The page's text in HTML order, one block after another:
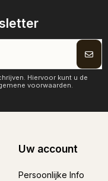
Hiervoor kunt u de
voorwaarden.
Uw account
Persoonlijke Info